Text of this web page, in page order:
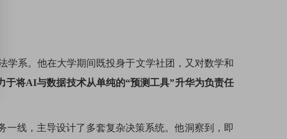
学系。他在大学期间既投身于文学社团，又对数学和
于将AI与数据技术从单纯的“预测工具”升华为负责任
线，主导设计了多套复杂决策系统。他洞察到，即